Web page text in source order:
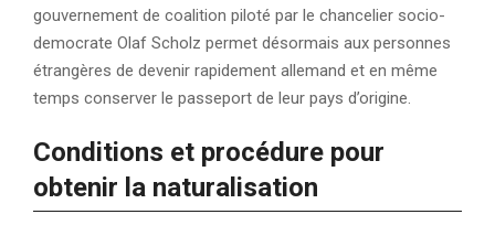
gouvernement de coalition piloté par le chancelier socio-
democrate Olaf Scholz permet désormais aux personnes
étrangères de devenir rapidement allemand et en même
temps conserver le passeport de leur pays d’origine.
Conditions et procédure pour
obtenir la naturalisation